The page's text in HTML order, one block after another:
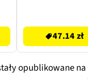
47.14 zł
opublikowane